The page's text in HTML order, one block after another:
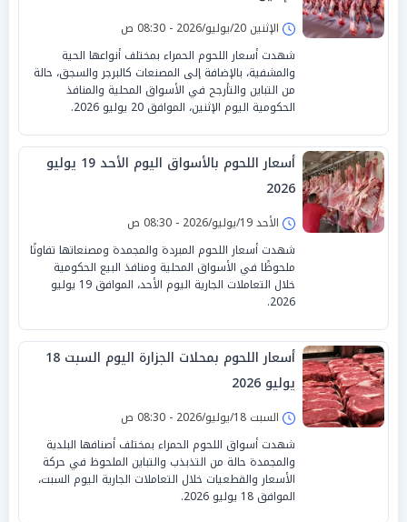
الإثنين 20/يوليو/2026 - 08:30 ص
شهدت أسعار اللحوم الحمراء بمختلف أنواعها الحية
والمشفية، بالإضافة إلى المصنعات كالبرجر والسجق، حالة
من التباين والتأرجح في الأسواق المحلية والمنافذ
الحكومية اليوم الإثنين، الموافق 20 يوليو 2026.
أسعار اللحوم بالأسواق اليوم الأحد 19 يوليو
2026
الأحد 19/يوليو/2026 - 08:30 ص
شهدت أسعار اللحوم المبردة والمجمدة ومصنعاتها تفاوتًا
ملحوظًا في الأسواق المحلية ومنافذ البيع الحكومية
خلال التعاملات الجارية اليوم الأحد، الموافق 19 يوليو
2026.
أسعار اللحوم بمحلات الجزارة اليوم السبت 18
يوليو 2026
السبت 18/يوليو/2026 - 08:30 ص
شهدت أسواق اللحوم الحمراء بمختلف أصنافها البلدية
والمجمدة حالة من التذبذب والتباين الملحوظ في حركة
الأسعار والقطعيات خلال التعاملات الجارية اليوم السبت،
الموافق 18 يوليو 2026.